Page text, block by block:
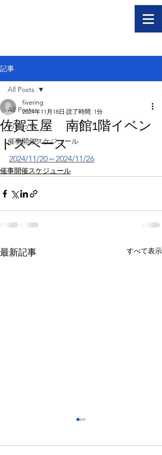
記事
All Posts
お知らせ
催事開催スケジュール
All Posts
佐賀玉屋 南館1階イベン
トスペース
fivering
2024年11月18日 読了時間: 1分
2024/11/20～2024/11/26
催事開催スケジュール
最新記事 すべて表示